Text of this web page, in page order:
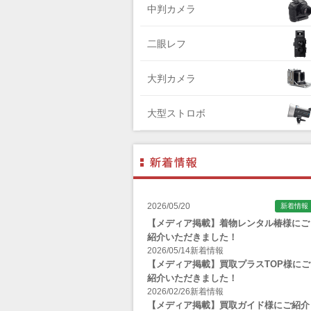
Zenza Bronica （ゼンザブロニカ）
OLYMPUS（オリンパス）
A.Schacht Ulm（シャハト）
ACQUAPAZZA（アクアパッツァ）
ADTECHNO（エーディテクノ）
Manfrotto（マンフロット）
ALT（アルト）
ANGENIEUX (アンジェニュー)
ANSCO（アンスコ）
Antonio Gatto（アントニオ・ガット）
中判カメラ
二眼レフ
大判カメラ
大型ストロボ
2026/05/20 新着情報
【メディア掲載】着物レンタル椿様にご
紹介いただきました！
2026/05/14新着情報
【メディア掲載】買取プラスTOP様にご
紹介いただきました！
2026/02/26新着情報
【メディア掲載】買取ガイド様にご紹介